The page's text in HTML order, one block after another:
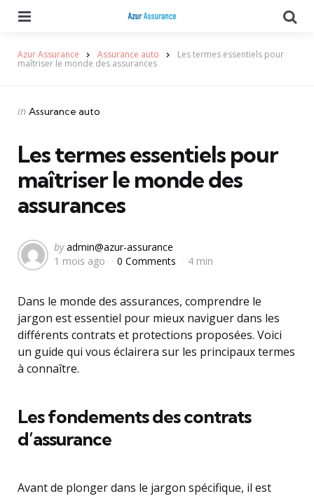
Azur Assurance Assurance auto Les termes essentiels pour
maîtriser le monde des assurances
Categories
Posted
in Assurance auto
Les termes essentiels pour
maîtriser le monde des
assurances
Posted
by
by admin@azur-assurance
1 mois ago
0 Comments 4 min
Dans le monde des assurances, comprendre le
jargon est essentiel pour mieux naviguer dans les
différents contrats et protections proposées. Voici
un guide qui vous éclairera sur les principaux termes
à connaître.
Les fondements des contrats
d’assurance
Avant de plonger dans le jargon spécifique, il est